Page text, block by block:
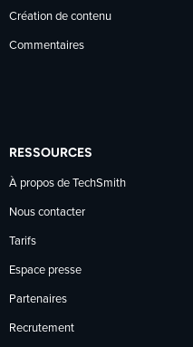
Création de contenu
Commentaires
RESSOURCES
À propos de TechSmith
Nous contacter
Tarifs
Espace presse
Partenaires
Recrutement